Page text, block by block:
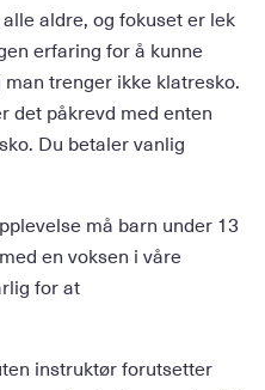
aldre, og fokuset er lek
erfaring for å kunne
trenger ikke klatresko.
det påkrevd med enten
Du betaler vanlig
må barn under 13
en voksen i våre
for at
instruktør forutsetter